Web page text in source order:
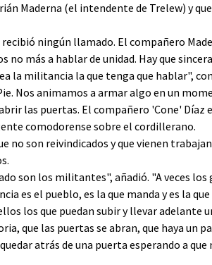
Maderna (el intendente de Trelew) y
ningún llamado. El compañero
no más a hablar de unidad. Hay que
la militancia la que tenga que hablar",
Nos animamos a armar algo en un
las puertas. El compañero 'Cone'
comodorense sobre el cordillerano.
no son reivindicados y que vienen
son los militantes", añadió. "A veces los
es el pueblo, es la que manda y es la
los que puedan subir y llevar adelante
que las puertas se abran, que haya un
atrás de una puerta esperando a